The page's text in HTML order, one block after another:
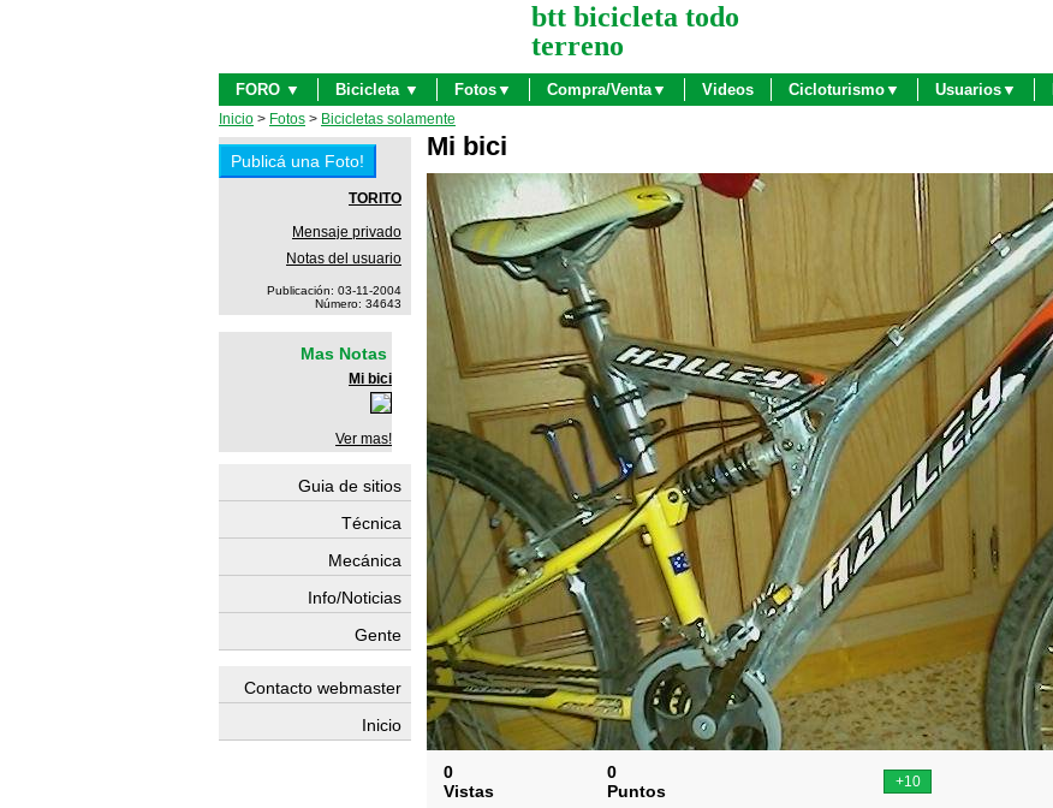
btt bicicleta todo
terreno
FORO ▼ Bicicleta ▼ Fotos▼ Compra/Venta▼ Videos Cicloturismo▼ Usuarios▼
Inicio > Fotos > Bicicletas solamente
Mi bici
0
Vistas
0
Puntos
TORITO
Mensaje privado
Notas del usuario
Publicación: 03-11-2004
Número: 34643
Mas Notas
Mi bici
Ver mas!
Guia de sitios
Técnica
Mecánica
Info/Noticias
Gente
Contacto webmaster
Inicio